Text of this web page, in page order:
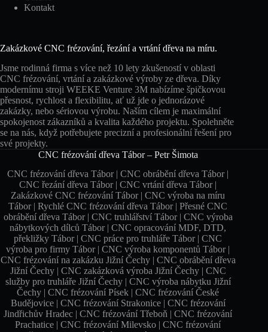
Kontakt
Zakázkové CNC frézování, řezání a vrtání dřeva na míru.
Jsme rodinná firma s více než 10 lety zkušeností v oblasti
CNC frézování, vrtání a zakázkové výroby ze dřeva. Díky
modernímu stroji WEEKE Venture 3M nabízíme špičkovou
přesnost, rychlost a flexibilitu, ať už jde o jednorázové
zakázky, nebo sériovou výrobu. Naším cílem je maximální
spokojenost zákazníků a kvalita každého projektu. Spolehněte
se na nás, když potřebujete precizní a profesionální řešení pro
své projekty.
CNC frézování dřeva Tábor – Petr Šimota
CNC frézování dřeva Tábor | CNC obrábění dřeva Tábor |
CNC řezání dřeva Tábor | CNC vrtání dřeva Tábor |
Zakázkové CNC frézování Tábor | CNC výroba na míru
Tábor | Rychlé CNC frézování dřeva Tábor | Přesné CNC
obrábění dřeva Tábor | CNC truhlářství Tábor | CNC výroba
nábytkových dílců Tábor | CNC opracování MDF, DTD,
překližky Tábor | CNC práce pro truhláře Tábor | CNC
výroba pro firmy Tábor | CNC výroba komponentů Tábor |
CNC frézování na zakázku Jižní Čechy | CNC obrábění dřeva
Jižní Čechy | CNC zakázková výroba Jižní Čechy | CNC
služby pro truhláře Jižní Čechy | CNC výroba nábytku Jižní
Čechy | CNC frézování Písek | CNC frézování České
Budějovice | CNC frézování Strakonice | CNC frézování
Jindřichův Hradec | CNC frézování Třeboň | CNC frézování
Prachatice | CNC frézování Milevsko | CNC frézování